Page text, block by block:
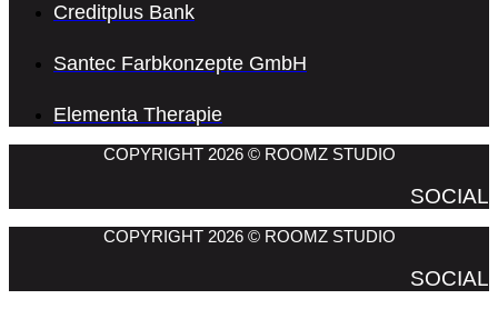
Creditplus Bank
Santec Farbkonzepte GmbH
Elementa Therapie
COPYRIGHT 2026 © ROOMZ STUDIO
SOCIAL
COPYRIGHT 2026 © ROOMZ STUDIO
SOCIAL